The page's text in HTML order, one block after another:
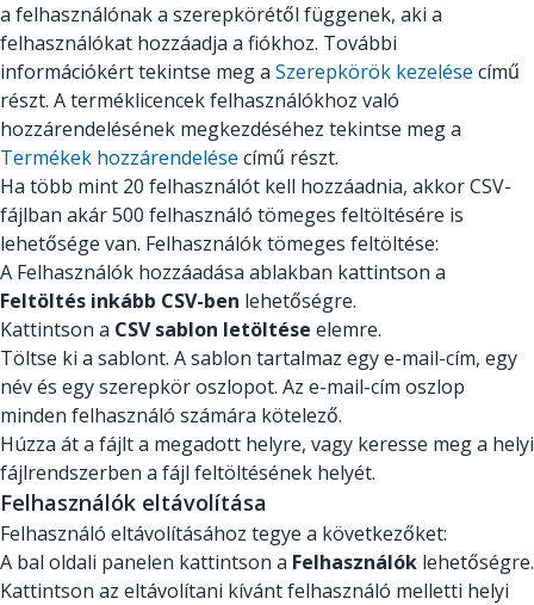
a felhasználónak a szerepkörétől függenek, aki a
felhasználókat hozzáadja a fiókhoz. További
információkért tekintse meg a Szerepkörök kezelése című
részt. A terméklicencek felhasználókhoz való
hozzárendelésének megkezdéséhez tekintse meg a
Termékek hozzárendelése című részt.
Ha több mint 20 felhasználót kell hozzáadnia, akkor CSV-
fájlban akár 500 felhasználó tömeges feltöltésére is
lehetősége van. Felhasználók tömeges feltöltése:
A Felhasználók hozzáadása ablakban kattintson a
Feltöltés inkább CSV-ben lehetőségre.
Kattintson a CSV sablon letöltése elemre.
Töltse ki a sablont. A sablon tartalmaz egy e-mail-cím, egy
név és egy szerepkör oszlopot. Az e-mail-cím oszlop
minden felhasználó számára kötelező.
Húzza át a fájlt a megadott helyre, vagy keresse meg a helyi
fájlrendszerben a fájl feltöltésének helyét.
Felhasználók eltávolítása
Felhasználó eltávolításához tegye a következőket:
A bal oldali panelen kattintson a Felhasználók lehetőségre.
Kattintson az eltávolítani kívánt felhasználó melletti helyi